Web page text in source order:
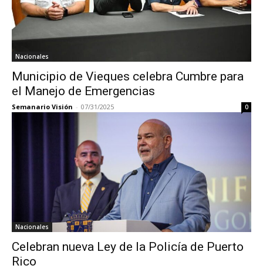
Nacionales
Municipio de Vieques celebra Cumbre para
el Manejo de Emergencias
Semanario Visión - 07/31/2025 0
Nacionales
Celebran nueva Ley de la Policía de Puerto
Rico